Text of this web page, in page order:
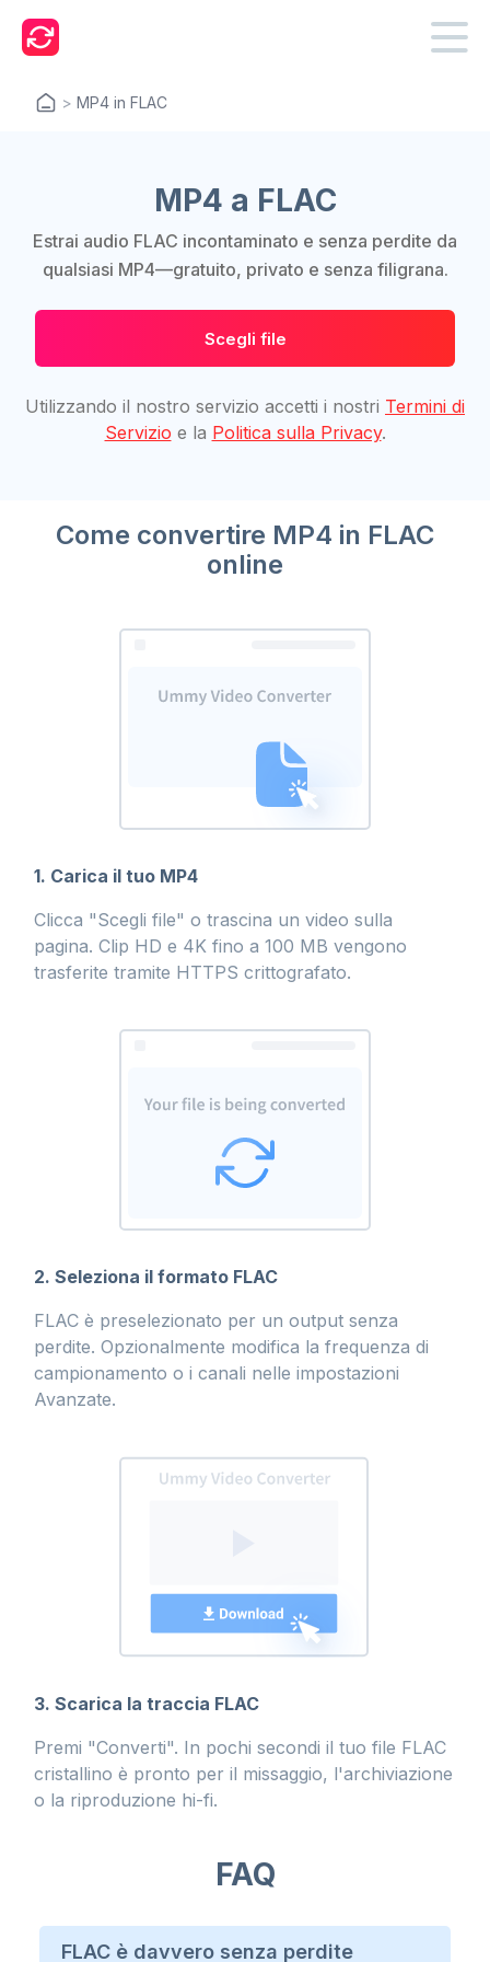
> MP4 in FLAC
MP4 a FLAC
Estrai audio FLAC incontaminato e senza perdite da
qualsiasi MP4—gratuito, privato e senza filigrana.
Scegli file
Utilizzando il nostro servizio accetti i nostri Termini di
Servizio e la Politica sulla Privacy.
Come convertire MP4 in FLAC
online
1. Carica il tuo MP4
Clicca "Scegli file" o trascina un video sulla
pagina. Clip HD e 4K fino a 100 MB vengono
trasferite tramite HTTPS crittografato.
2. Seleziona il formato FLAC
FLAC è preselezionato per un output senza
perdite. Opzionalmente modifica la frequenza di
campionamento o i canali nelle impostazioni
Avanzate.
3. Scarica la traccia FLAC
Premi "Converti". In pochi secondi il tuo file FLAC
cristallino è pronto per il missaggio, l'archiviazione
o la riproduzione hi-fi.
FAQ
FLAC è davvero senza perdite